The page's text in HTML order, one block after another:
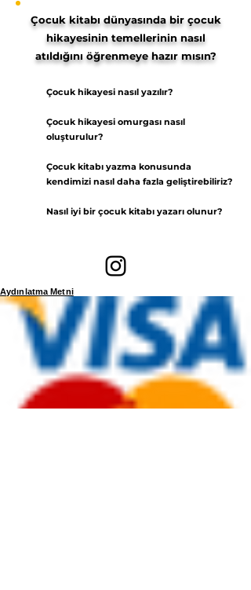
Çocuk kitabı dünyasında bir çocuk
hikayesinin temellerinin nasıl
atıldığını öğrenmeye hazır mısın?
Çocuk hikayesi nasıl yazılır?
Çocuk hikayesi omurgası nasıl
oluşturulur?
Çocuk kitabı yazma konusunda
kendimizi nasıl daha fazla geliştirebiliriz?
Nasıl iyi bir çocuk kitabı yazarı olunur?
Aydınlatma Metni